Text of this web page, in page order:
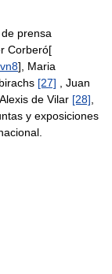
prensa
Corberó[
], Maria
[27] , Juan
de Vilar [28]
y exposiciones